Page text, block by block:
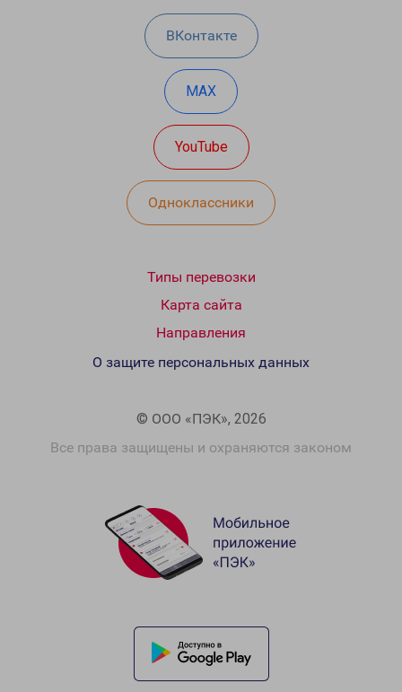
ВКонтакте
MAX
YouTube
Одноклассники
Типы перевозки
Карта сайта
Направления
© ООО «ПЭК», 2026
Все права защищены и охраняются законом
О защите персональных данных